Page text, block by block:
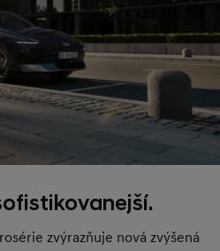
zvýrazňuje nová zvýšená